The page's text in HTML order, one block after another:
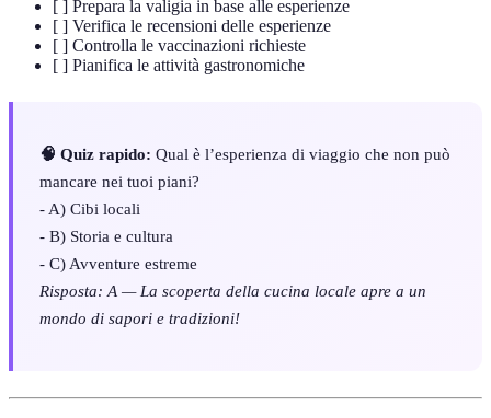
[ ] Prepara la valigia in base alle esperienze
[ ] Verifica le recensioni delle esperienze
[ ] Controlla le vaccinazioni richieste
[ ] Pianifica le attività gastronomiche
🧠 Quiz rapido: Qual è l’esperienza di viaggio che non può
mancare nei tuoi piani?
- A) Cibi locali
- B) Storia e cultura
- C) Avventure estreme
Risposta: A — La scoperta della cucina locale apre a un
mondo di sapori e tradizioni!